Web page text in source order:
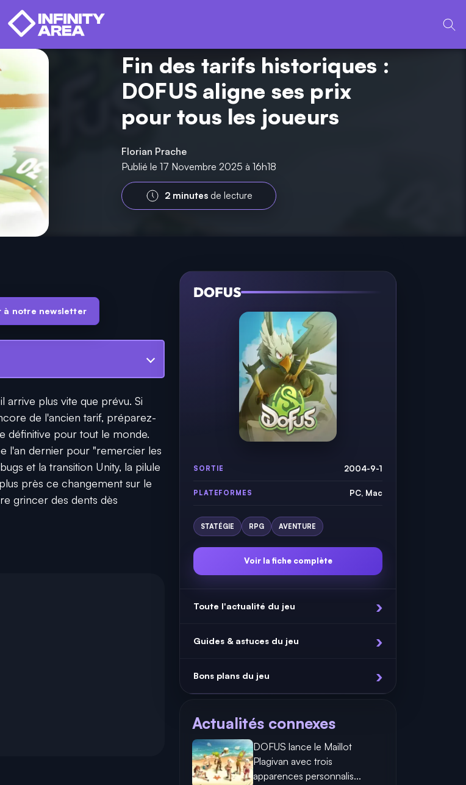
Fin des tarifs historiques :
DOFUS aligne ses prix
pour tous les joueurs
Florian Prache
Publié le 17 Novembre 2025 à 16h18
2 minutes de lecture
à notre newsletter
arrive plus vite que prévu. Si
de l'ancien tarif, préparez-
définitive pour tout le monde.
l'an dernier pour "remercier les
et la transition Unity, la pilule
près ce changement sur le
grincer des dents dès
DOFUS
SORTIE 2004-9-1
PLATEFORMES PC, Mac
STATÉGIE RPG AVENTURE
Voir la fiche complète
Toute l'actualité du jeu
Guides & astuces du jeu
Bons plans du jeu
Actualités connexes
DOFUS lance le Maillot
Plagivan avec trois
apparences personnalis...